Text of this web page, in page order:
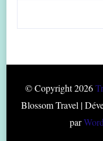
© Copyright 2026
Blossom Travel |
par